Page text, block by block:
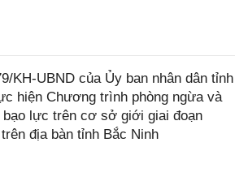
KH-UBND của Ủy ban nhân dân tỉnh
hiện Chương trình phòng ngừa và
lực trên cơ sở giới giai đoạn
địa bàn tỉnh Bắc Ninh